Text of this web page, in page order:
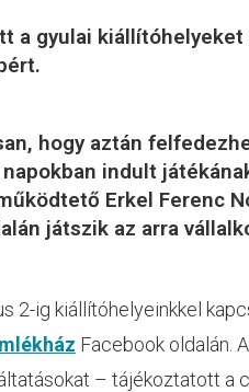
a gyulai
hogy aztán
indult
Erkel Ferenc
játszik az arra
2-ig kiállítóhelyeinkkel
Facebook oldalán.
– tájékoztatott a